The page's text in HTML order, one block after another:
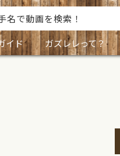
イド ガズレレって？